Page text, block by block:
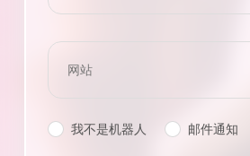
我不是机器人 邮件通知